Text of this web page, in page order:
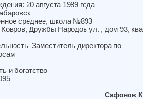
20 августа 1989 года
среднее, школа №893
Ковров, Дружбы Народов ул. , дом 93,
Заместитель директора по
и богатство
Сафонов